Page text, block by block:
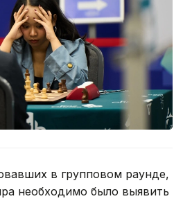
в групповом раунде,
необходимо было выявить